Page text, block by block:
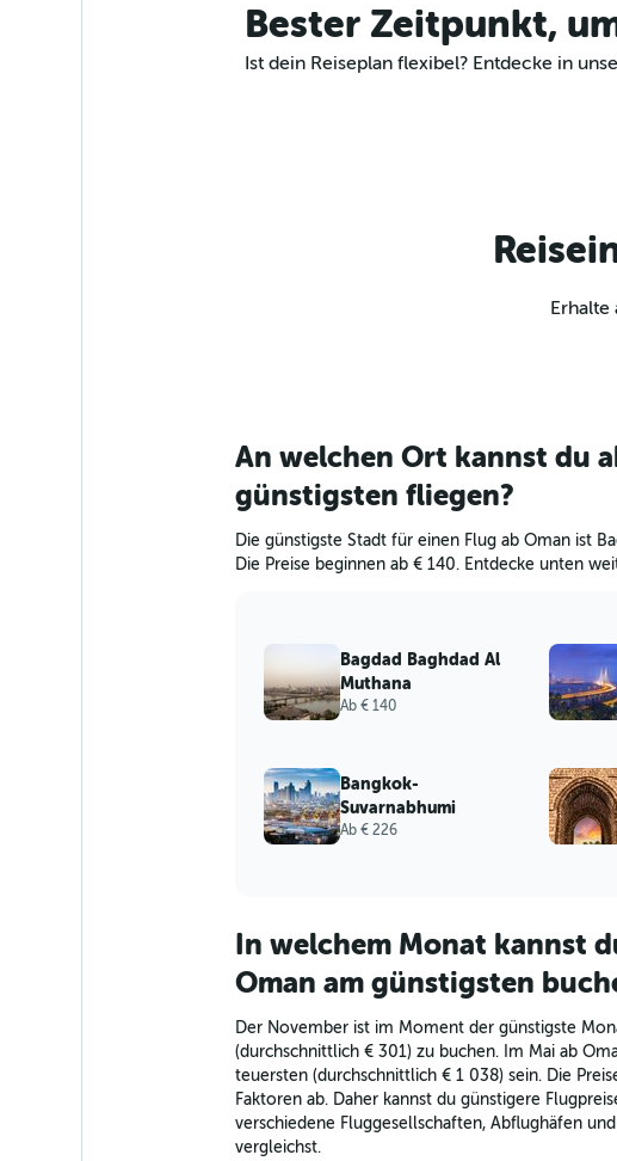
Bester Zeitpunkt,
Ist dein Reiseplan flexibel? Entdecke in
Erhalte
In welchem Monat kannst
Oman am günstigsten
Der November ist im Moment der günstigste
(durchschnittlich € 301) zu buchen. Im Mai ab
teuersten (durchschnittlich € 1 038) sein. Die
Faktoren ab. Daher kannst du günstigere
verschiedene Fluggesellschaften, Abflughäfen
vergleichst.
An welchen Ort kannst du
günstigsten fliegen?
Die günstigste Stadt für einen Flug ab Oman ist
Die Preise beginnen ab € 140. Entdecke unten
Bagdad Baghdad Al
Muthana
Ab € 140
Bangkok-
Suvarnabhumi
Ab € 226